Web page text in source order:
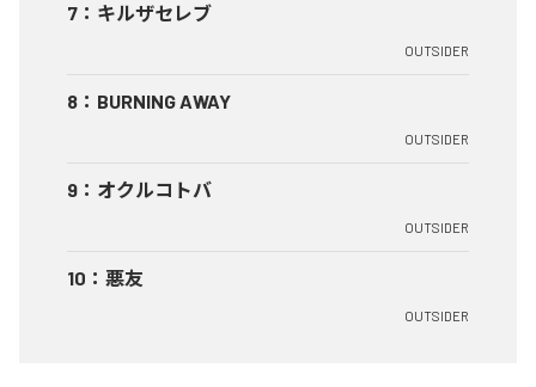
7 ： キルザセレブ
OUTSIDER
8 ： BURNING AWAY
OUTSIDER
9 ： オクルコトバ
OUTSIDER
10 ： 悪友
OUTSIDER